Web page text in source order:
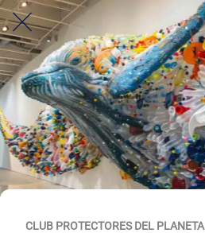
CLUB PROTECTORES DEL PLANETA